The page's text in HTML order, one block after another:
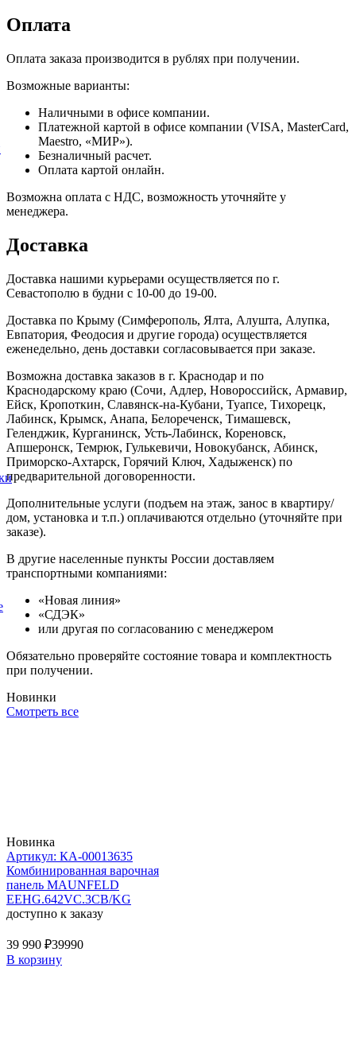
Оплата
Оплата заказа производится в рублях при получении.
Возможные варианты:
Наличными в офисе компании.
Платежной картой в офисе компании (VISA, MasterCard,
Maestro, «МИР»).
Безналичный расчет.
Оплата картой онлайн.
Возможна оплата с НДС, возможность уточняйте у
менеджера.
Доставка
Доставка нашими курьерами осуществляется по г.
Севастополю в будни с 10-00 до 19-00.
Доставка по Крыму (Симферополь, Ялта, Алушта, Алупка,
Евпатория, Феодосия и другие города) осуществляется
еженедельно, день доставки согласовывается при заказе.
Возможна доставка заказов в г. Краснодар и по
Краснодарскому краю (Сочи, Адлер, Новороссийск, Армавир,
Ейск, Кропоткин, Славянск-на-Кубани, Туапсе, Тихорецк,
Лабинск, Крымск, Анапа, Белореченск, Тимашевск,
Геленджик, Курганинск, Усть-Лабинск, Кореновск,
Апшеронск, Темрюк, Гулькевичи, Новокубанск, Абинск,
Приморско-Ахтарск, Горячий Ключ, Хадыженск) по
предварительной договоренности.
Дополнительные услуги (подъем на этаж, занос в квартиру/
дом, установка и т.п.) оплачиваются отдельно (уточняйте при
заказе).
В другие населенные пункты России доставляем
транспортными компаниями:
«Новая линия»
«СДЭК»
или другая по согласованию с менеджером
Обязательно проверяйте состояние товара и комплектность
при получении.
Новинки
Смотреть все
Новинка
Артикул: КА-00013635
Комбинированная варочная
панель MAUNFELD
EEHG.642VC.3CB/KG
доступно к заказу
39 990 ₽39990
В корзину